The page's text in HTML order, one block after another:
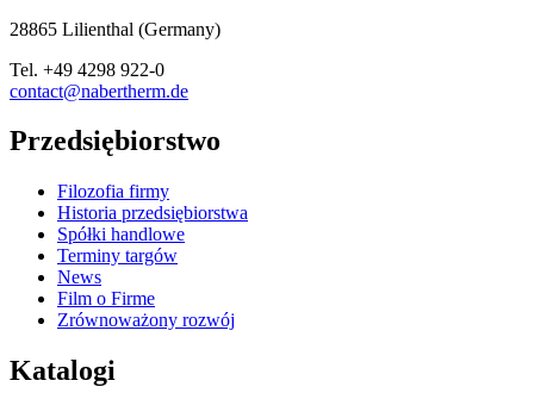
28865 Lilienthal (Germany)
Tel. +49 4298 922-0
contact@nabertherm.de
Przedsiębiorstwo
Filozofia firmy
Historia przedsiębiorstwa
Spółki handlowe
Terminy targów
News
Film o Firme
Zrównoważony rozwój
Katalogi